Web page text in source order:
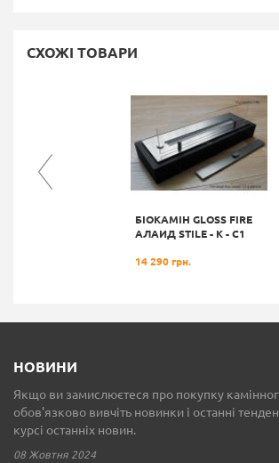
СХОЖІ ТОВАРИ
БІОКАМІН GLOSS FIRE
АЛАИД STILE - K - C1
14 290 грн.
НОВИНИ
Якщо ви замислюєтеся про покупку
обов'язково вивчіть новинки і останні
курсі останніх новин.
08 Жовтня 2024